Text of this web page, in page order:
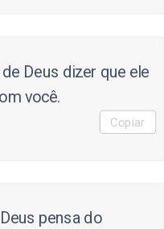
Deus dizer que ele
você.
Copiar
pensa do